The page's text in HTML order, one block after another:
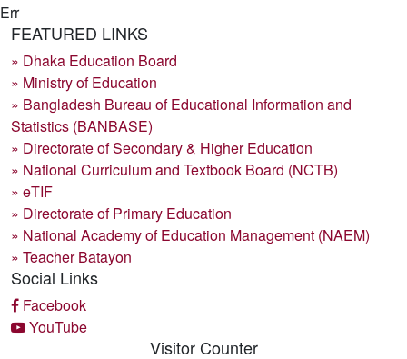
Err
FEATURED LINKS
» Dhaka Education Board
» Ministry of Education
» Bangladesh Bureau of Educational Information and
Statistics (BANBASE)
» Directorate of Secondary & Higher Education
» National Curriculum and Textbook Board (NCTB)
» eTIF
» Directorate of Primary Education
» National Academy of Education Management (NAEM)
» Teacher Batayon
Social Links
Facebook
YouTube
Visitor Counter